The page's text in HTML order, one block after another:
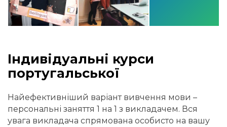
Індивідуальні курси
португальської
Найефективніший варіант вивчення мови –
персональні заняття 1 на 1 з викладачем. Вся
увага викладача спрямована особисто на вашу